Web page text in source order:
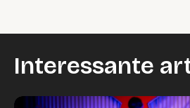
Interessante